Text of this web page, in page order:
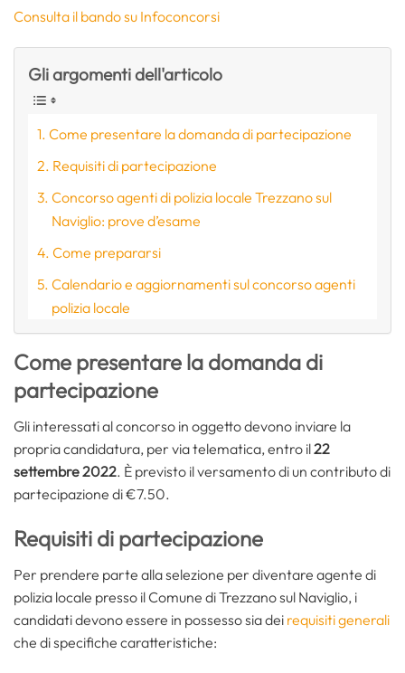
Consulta il bando su Infoconcorsi
Gli argomenti dell'articolo
Come presentare la domanda di partecipazione
Requisiti di partecipazione
Concorso agenti di polizia locale Trezzano sul
Naviglio: prove d’esame
Come prepararsi
Calendario e aggiornamenti sul concorso agenti
polizia locale
Come presentare la domanda di
partecipazione
Gli interessati al concorso in oggetto devono inviare la
propria candidatura, per via telematica, entro il22
settembre 2022. È previsto il versamento di un contributo di
partecipazione di €7.50.
Requisiti di partecipazione
Per prendere parte alla selezione per diventare agente di
polizia locale presso il Comune di Trezzano sul Naviglio, i
candidati devono essere in possesso sia dei requisiti generali
che di specifiche caratteristiche: